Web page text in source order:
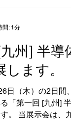
強みを持ち寄り、
、衛星開発を支え
ました。その成果
デルとして、地域
ということで、第
賞」の初代受賞
（當房よりコメ
を評価いただけ
九州] 半導
ます。
日（木）の2日間
「第一回 [九州]
。 当展示会は、
間: 1分